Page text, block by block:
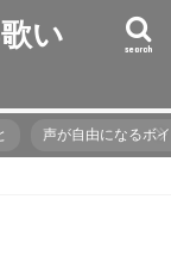
い
search
声が自由になるボ